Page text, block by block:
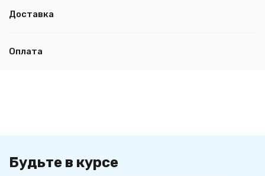
Доставка
Оплата
Будьте в курсе